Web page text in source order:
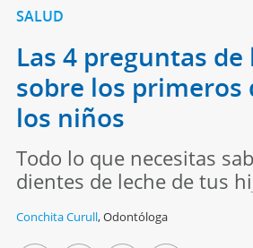
SALUD
Las 4 preguntas de
sobre los primeros
los niños
Todo lo que necesitas
dientes de leche de tus
Conchita Curull,Odontóloga